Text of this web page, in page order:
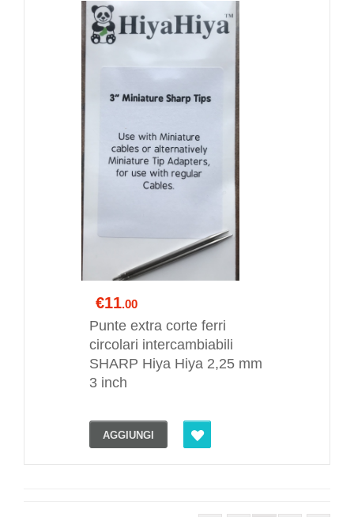
€11.00
Punte extra corte ferri
circolari intercambiabili
SHARP Hiya Hiya 2,25 mm
3 inch
AGGIUNGI